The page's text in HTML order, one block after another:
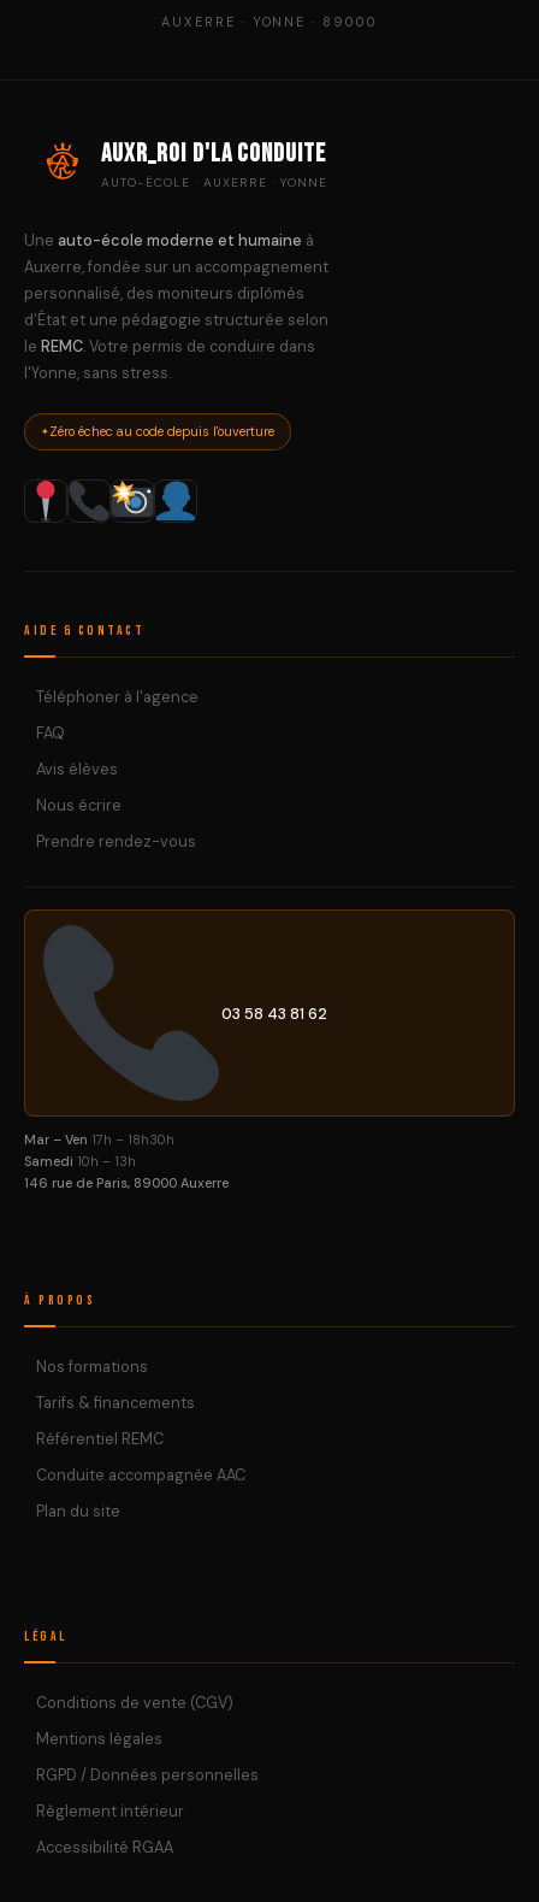
AUXERRE · YONNE · 89000
AuxR_Roi d'la Conduite
AUTO-ÉCOLE · AUXERRE · YONNE
Une auto-école moderne et humaine à
Auxerre, fondée sur un accompagnement
personnalisé, des moniteurs diplômés
d'État et une pédagogie structurée selon
le REMC. Votre permis de conduire dans
l'Yonne, sans stress.
Zéro échec au code depuis l'ouverture
Aide & Contact
Téléphoner à l'agence
FAQ
Avis élèves
Nous écrire
Prendre rendez-vous
03 58 43 81 62
Mar – Ven 17h – 18h30h
Samedi 10h – 13h
146 rue de Paris, 89000 Auxerre
À Propos
Nos formations
Tarifs & financements
Référentiel REMC
Conduite accompagnée AAC
Plan du site
Légal
Conditions de vente (CGV)
Mentions légales
RGPD / Données personnelles
Règlement intérieur
Accessibilité RGAA